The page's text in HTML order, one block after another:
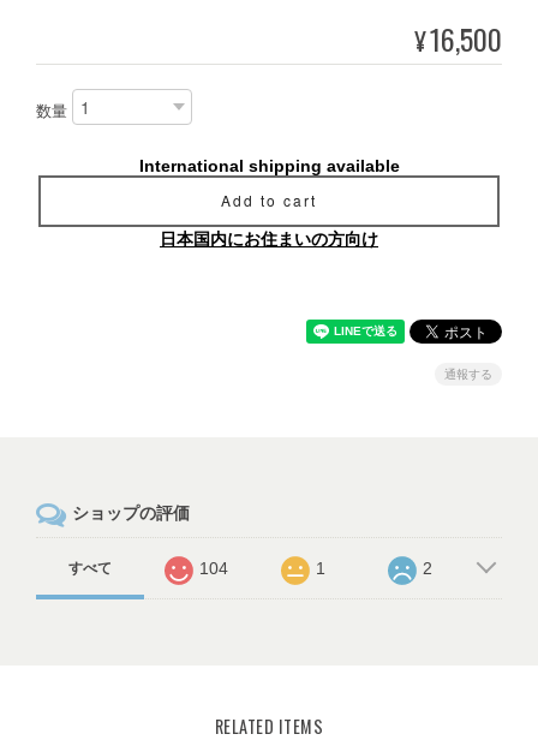
¥16,500
数量
International shipping available
Add to cart
日本国内にお住まいの方向け
通報する
ショップの評価
すべて 104 1 2
RELATED ITEMS